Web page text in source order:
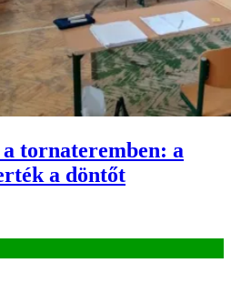
tornateremben: a
a döntőt